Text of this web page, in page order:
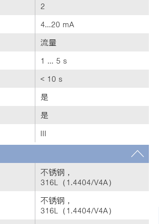
2
4...20 mA
流量
1 ... 5 s
< 10 s
是
是
III
不锈钢，
316L（1.4404/V4A）
不锈钢，
316L（1.4404/V4A）